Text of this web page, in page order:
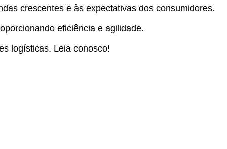
crescentes e às expectativas dos consumidores.
eficiência e agilidade.
logísticas. Leia conosco!